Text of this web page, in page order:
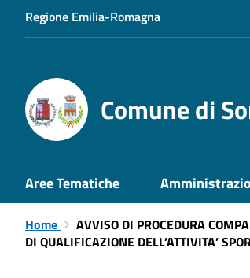
Regione Emilia-Romagna
Comune di
Aree Tematiche
Home
AVVISO DI PROCEDURA
DI QUALIFICAZIONE DELL’ATTIVITA’